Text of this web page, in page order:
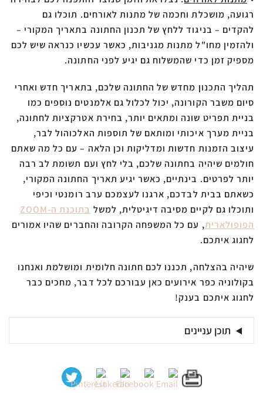
רגועה, מושכלת וחכמה של מתנות לאורחים. תוכלו גם
להקדים – בניגוד ללחץ של תכנון החתונה בתאריך המקורי –
ולהזמין מחו"ל מתנות מגניבות, כאשר עכשיו כנראה שיש לכם
מספיק זמן כדי שהמשלוח גם יגיע לפני החתונה.
תהליך התכנון מחדש של החתונה שלכם, בתאריך חדש ואחרי
סיום משבר הקורונה, יכול לכלול גם אלמנטים נוספים כמו
בניית תפריט שונה ומתאים יותר, בחירת אטרקציות לחתונה,
בניית מערך איכותי ומותאם של תוספות האלכוהול לבר,
עיצוב הזמנות חדשות ומדליקות וכן הלאה – עם כל מה שאתם
חולמים שיהיה בחתונה שלכם, בלי לחץ ועם תשומת לב רבה
יותר לפרטים. בינתיים, כאשר יגיע תאריך החתונה המקורי,
כשאתם בבית לבדכם, ארגנו לעצמכם ערב רומנטי וכיפי
ותוכלו גם לקיים מסיבה דיגיטלית, למשל
בתוכנת ה-ZOOM
הפופולארית, עם כל המשפחה הקרובה והחברים שהיו אמורים
לחגוג איתכם.
שיהיה בהצלחה, תכננו לכם חתונה חלומית ומושלמת ואנחנו
בקולוניה כפר אירועים כאן עבורכם לכל דבר, מחכים כבר
לחגוג איתכם בענק!
תוכן עניינים